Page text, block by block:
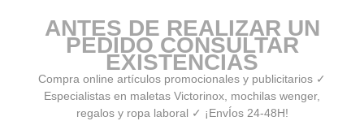
ANTES DE REALIZAR UN
PEDIDO CONSULTAR
EXISTENCIAS
Compra online artículos promocionales y publicitarios ✓
Especialistas en maletas Victorinox, mochilas wenger,
regalos y ropa laboral ✓ ¡EnvÍos 24-48H!